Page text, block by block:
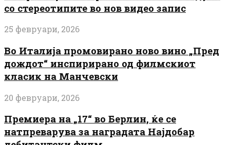
со стереотипите во нов видео запис
25 февруари, 2026
Во Италија промовирано ново вино „Пред
дождот“ инспирирано од филмскиот
класик на Манчевски
20 февруари, 2026
Премиера на „17“ во Берлин, ќе се
натпреварува за наградата Најдобар